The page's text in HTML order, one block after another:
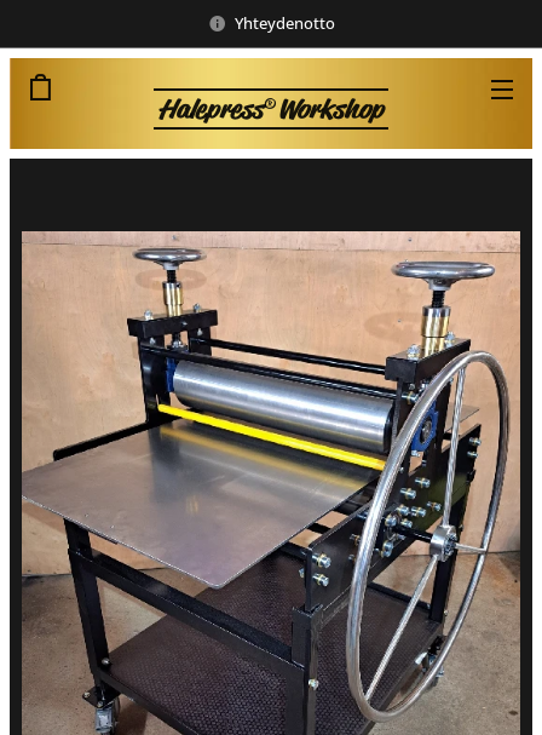
Yhteydenotto
Halepress®Workshop